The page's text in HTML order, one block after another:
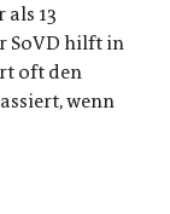
13
SoVD hilft in
oft den
wenn